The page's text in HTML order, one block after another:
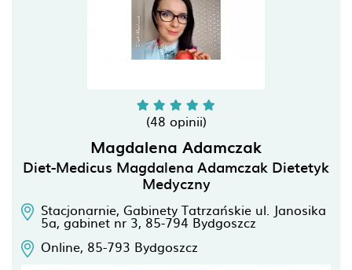
(48 opinii)
Magdalena Adamczak
Diet-Medicus Magdalena Adamczak Dietetyk
Medyczny
Stacjonarnie, Gabinety Tatrzańskie ul. Janosika
5a, gabinet nr 3, 85-794 Bydgoszcz
Online, 85-793 Bydgoszcz